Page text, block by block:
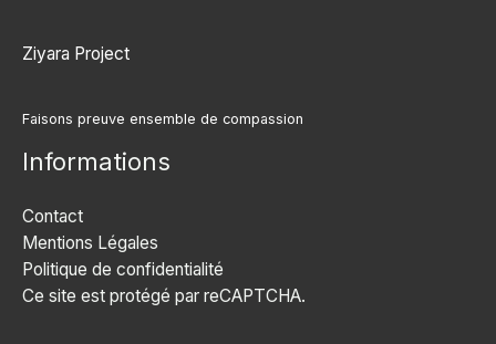
Ziyara Project
Faisons preuve ensemble de compassion
Informations
Contact
Mentions Légales
Politique de confidentialité
Ce site est protégé par reCAPTCHA.